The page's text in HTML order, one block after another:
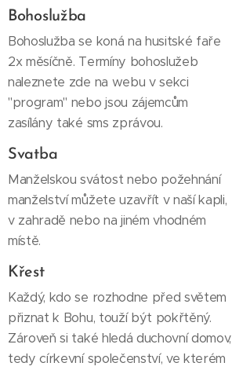
Bohoslužba
Bohoslužba se koná na husitské faře
2x měsíčně. Termíny bohoslužeb
naleznete zde na webu v sekci
"program" nebo jsou zájemcům
zasílány také sms zprávou.
Svatba
Manželskou svátost nebo požehnání
manželství můžete uzavřít v naší kapli,
v zahradě nebo na jiném vhodném
místě.
Křest
Každý, kdo se rozhodne před světem
přiznat k Bohu, touží být pokřtěný.
Zároveň si také hledá duchovní domov,
tedy církevní společenství, ve kterém